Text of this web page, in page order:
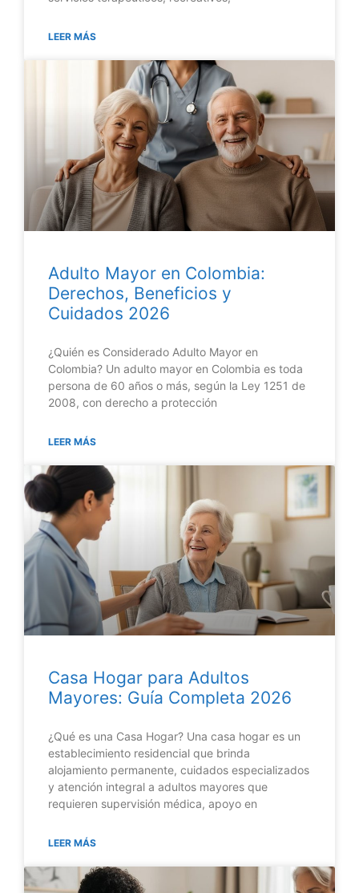
LEER MÁS
Adulto Mayor en Colombia:
Derechos, Beneficios y
Cuidados 2026
¿Quién es Considerado Adulto Mayor en
Colombia? Un adulto mayor en Colombia es toda
persona de 60 años o más, según la Ley 1251 de
2008, con derecho a protección
LEER MÁS
Casa Hogar para Adultos
Mayores: Guía Completa 2026
¿Qué es una Casa Hogar? Una casa hogar es un
establecimiento residencial que brinda
alojamiento permanente, cuidados especializados
y atención integral a adultos mayores que
requieren supervisión médica, apoyo en
LEER MÁS